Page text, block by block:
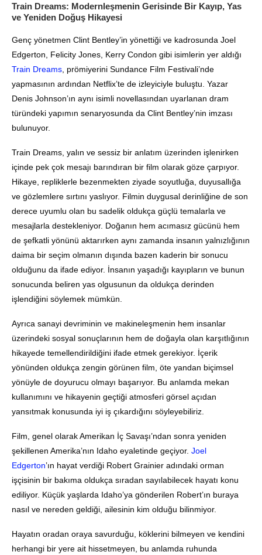
Train Dreams: Modernleşmenin Gerisinde Bir Kayıp, Yas
ve Yeniden Doğuş Hikayesi
Genç yönetmen Clint Bentley’in yönettiği ve kadrosunda Joel
Edgerton, Felicity Jones, Kerry Condon gibi isimlerin yer aldığı
Train Dreams , prömiyerini Sundance Film Festivali’nde
yapmasının ardından Netflix’te de izleyiciyle buluştu. Yazar
Denis Johnson’ın aynı isimli novellasından uyarlanan dram
türündeki yapımın senaryosunda da Clint Bentley’nin imzası
bulunuyor.
Train Dreams, yalın ve sessiz bir anlatım üzerinden işlenirken
içinde pek çok mesajı barındıran bir film olarak göze çarpıyor.
Hikaye, repliklerle bezenmekten ziyade soyutluğa, duyusallığa
ve gözlemlere sırtını yaslıyor. Filmin duygusal derinliğine de son
derece uyumlu olan bu sadelik oldukça güçlü temalarla ve
mesajlarla destekleniyor. Doğanın hem acımasız gücünü hem
de şefkatli yönünü aktarırken aynı zamanda insanın yalnızlığının
daima bir seçim olmanın dışında bazen kaderin bir sonucu
olduğunu da ifade ediyor. İnsanın yaşadığı kayıpların ve bunun
sonucunda beliren yas olgusunun da oldukça derinden
işlendiğini söylemek mümkün.
Ayrıca sanayi devriminin ve makineleşmenin hem insanlar
üzerindeki sosyal sonuçlarının hem de doğayla olan karşıtlığının
hikayede temellendirildiğini ifade etmek gerekiyor. İçerik
yönünden oldukça zengin görünen film, öte yandan biçimsel
yönüyle de doyurucu olmayı başarıyor. Bu anlamda mekan
kullanımını ve hikayenin geçtiği atmosferi görsel açıdan
yansıtmak konusunda iyi iş çıkardığını söyleyebiliriz.
Film, genel olarak Amerikan İç Savaşı’ndan sonra yeniden
şekillenen Amerika’nın Idaho eyaletinde geçiyor. Joel
Edgerton’ın hayat verdiği Robert Grainier adındaki orman
işçisinin bir bakıma oldukça sıradan sayılabilecek hayatı konu
ediliyor. Küçük yaşlarda Idaho’ya gönderilen Robert’ın buraya
nasıl ve nereden geldiği, ailesinin kim olduğu bilinmiyor.
Hayatın oradan oraya savurduğu, köklerini bilmeyen ve kendini
herhangi bir yere ait hissetmeyen, bu anlamda ruhunda